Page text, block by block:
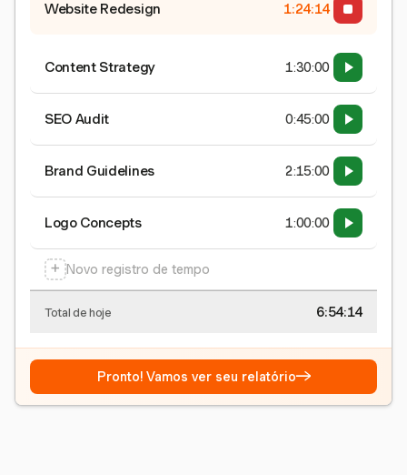
Website Redesign 1:24:15
Content Strategy 1:30:00
SEO Audit 0:45:00
Brand Guidelines 2:15:00
Logo Concepts 1:00:00
+ Novo registro de tempo
Total de hoje 6:54:15
Pronto! Vamos ver seu relatório→